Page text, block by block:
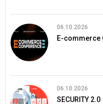
06.10.2026
E-commerce
06.10.2026
SECURITY 2.0